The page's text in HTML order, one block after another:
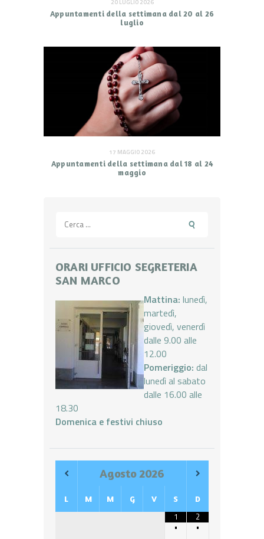
20 LUGLIO 2026
Appuntamenti della settimana dal 20 al 26
luglio
17 MAGGIO 2026
Appuntamenti della settimana dal 18 al 24
maggio
per:
ORARI UFFICIO SEGRETERIA
SAN MARCO
Mattina: lunedì,
martedì,
giovedì, venerdì
dalle 9.00 alle
12.00
Pomeriggio: dal
lunedì al sabato
dalle 16.00 alle
18.30
Domenica e festivi chiuso
Agosto 2026
L M M G V S D
1
•
2
•